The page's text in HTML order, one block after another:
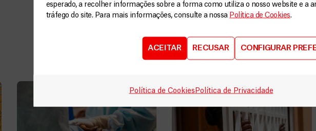
esperado, a recolher informações sobre a forma como utiliza o nosso website e a
tráfego do site. Para mais informações, consulte a nossa Política de Cookies.
ACEITAR RECUSAR CONFIGURAR
Política de Cookies Política de Privacidade